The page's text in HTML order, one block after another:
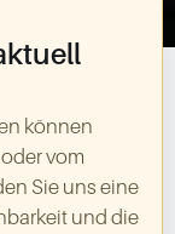
können
vom
Sie uns eine
und die